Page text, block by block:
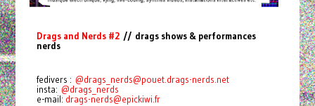
Drags and Nerds #2// drags shows & performances
nerds
fedivers : @drags_nerds@pouet.drags-nerds.net
insta: @drags_nerds
e-mail: drags-nerds@epickiwi.fr